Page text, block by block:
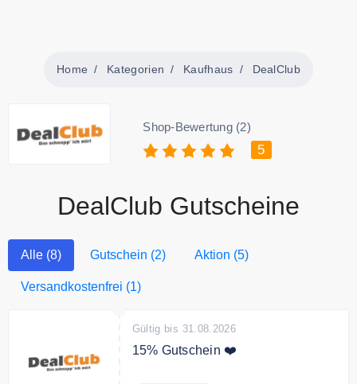
Home Kategorien Kaufhaus DealClub
Shop-Bewertung (2)
5
DealClub Gutscheine
Alle (8) Gutschein (2) Aktion (5)
Versandkostenfrei (1)
Gültig bis 31.08.2026
15% Gutschein ❤️